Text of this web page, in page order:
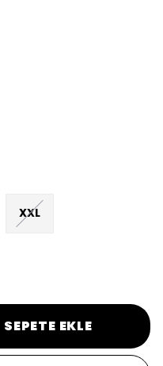
XXL
SEPETE EKLE